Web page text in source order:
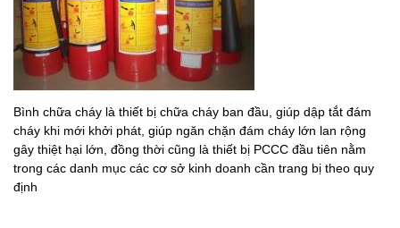
Bình chữa cháy là thiết bị chữa cháy ban đầu, giúp dập tắt đám
cháy khi mới khởi phát, giúp ngăn chặn đám cháy lớn lan rộng
gây thiệt hại lớn, đồng thời cũng là thiết bị PCCC đầu tiên nằm
trong các danh mục các cơ sở kinh doanh cần trang bị theo quy
định